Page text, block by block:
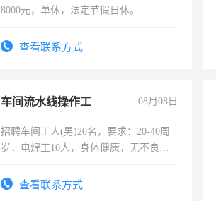
8000元，单休，法定节假日休。
查看联系方式
车间流水线操作工 08月08日
招聘车间工人(男)20名，要求：20-40周
岁，电焊工10人，身体健康，无不良嗜
宿，免费发放劳保用品，两班倒，每月
查看联系方式